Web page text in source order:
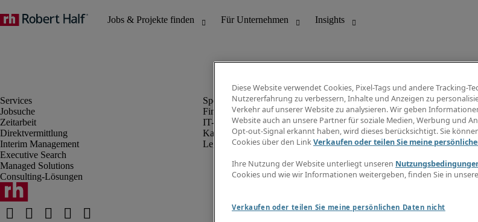
Jobsuche
Zeitarbeit
Direktvermittlung
Interim Management
Executive Search
Managed Solutions
Consulting-Lösungen
Finanz- & Rechnungswesen
IT-Bereich
Kaufmännischer Bereich
Legal
Info Center
Jobübersicht
Gehaltsübersicht
E-Learning
Diese Website verwendet Cookies, Pixel-Tags und andere Tracking-
Nutzererfahrung zu verbessern, Inhalte und Anzeigen zu
Verkehr auf unserer Website zu analysieren. Wir geben
Website auch an unsere Partner für soziale Medien, Werbung und
Opt-out-Signal erkannt haben, wird dieses berücksichtigt. Sie
Cookies über den LinkVerkaufen oder teilen Sie meine
Ihre Nutzung der Website unterliegt unseren
Cookies und wie wir Informationen weitergeben, finden Sie in
Verkaufen oder teilen Sie meine persönlichen Daten nicht